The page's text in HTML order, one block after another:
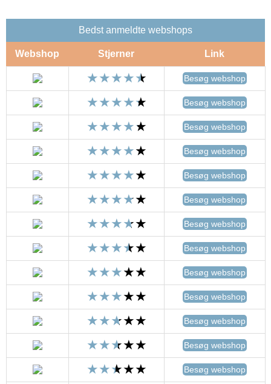
Bedst anmeldte webshops
Webshop Stjerner Link
Besøg webshop
Besøg webshop
Besøg webshop
Besøg webshop
Besøg webshop
Besøg webshop
Besøg webshop
Besøg webshop
Besøg webshop
Besøg webshop
Besøg webshop
Besøg webshop
Besøg webshop